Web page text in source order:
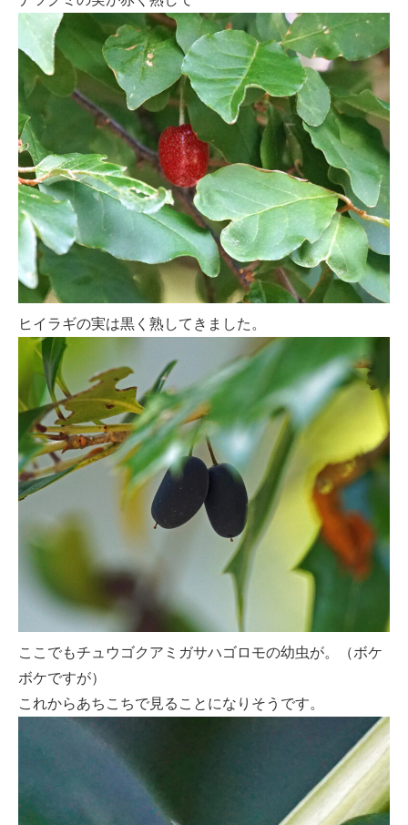
ヒイラギの実は黒く熟してきました。
ここでもチュウゴクアミガサハゴロモの幼虫が。（ボケ
ボケですが）
これからあちこちで見ることになりそうです。